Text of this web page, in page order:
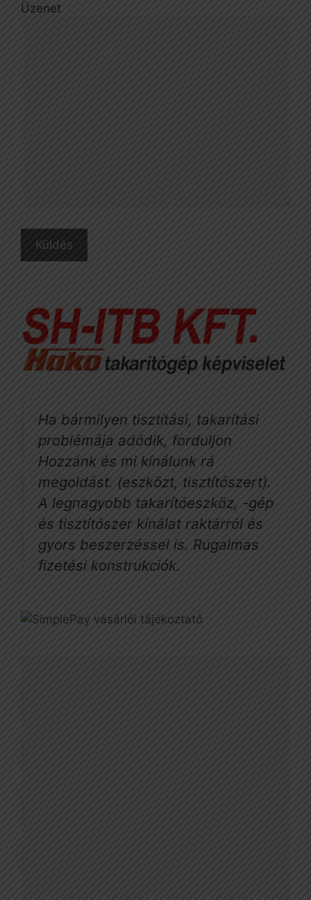
Üzenet
Ha bármilyen tisztítási, takarítási
problémája adódik, forduljon
Hozzánk és mi kínálunk rá
megoldást. (eszközt, tisztítószert).
A legnagyobb takarítóeszköz, -gép
és tisztítószer kínálat raktárról és
gyors beszerzéssel is. Rugalmas
fizetési konstrukciók.